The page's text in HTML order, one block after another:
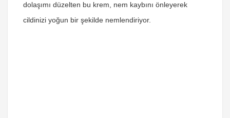
dolaşımı düzelten bu krem, nem kaybını önleyerek
cildinizi yoğun bir şekilde nemlendiriyor.